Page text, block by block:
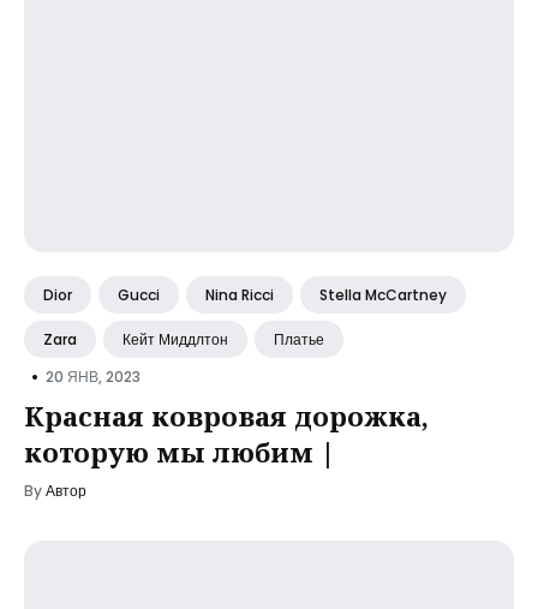
Dior Gucci Nina Ricci Stella McCartney
Zara Кейт Миддлтон Платье
• 20 ЯНВ, 2023
Красная ковровая дорожка,
которую мы любим |
ByАвтор